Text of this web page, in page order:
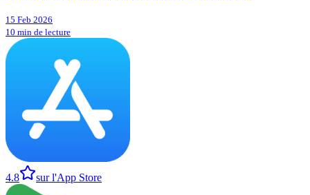
15 Feb 2026
10 min de lecture
4.8 sur l'App Store